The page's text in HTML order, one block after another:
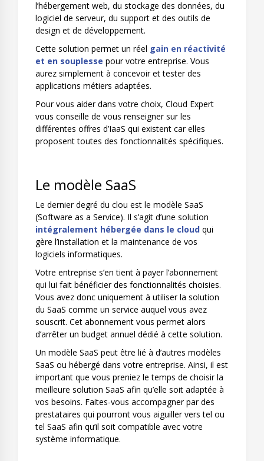
l’hébergement web, du stockage des données, du
logiciel de serveur, du support et des outils de
design et de développement.
Cette solution permet un réel gain en réactivité
et en souplesse pour votre entreprise. Vous
aurez simplement à concevoir et tester des
applications métiers adaptées.
Pour vous aider dans votre choix, Cloud Expert
vous conseille de vous renseigner sur les
différentes offres d’IaaS qui existent car elles
proposent toutes des fonctionnalités spécifiques.
Le modèle SaaS
Le dernier degré du clou est le modèle SaaS
(Software as a Service). Il s’agit d’une solution
intégralement hébergée dans le cloud qui
gère l’installation et la maintenance de vos
logiciels informatiques.
Votre entreprise s’en tient à payer l’abonnement
qui lui fait bénéficier des fonctionnalités choisies.
Vous avez donc uniquement à utiliser la solution
du SaaS comme un service auquel vous avez
souscrit. Cet abonnement vous permet alors
d’arrêter un budget annuel dédié à cette solution.
Un modèle SaaS peut être lié à d’autres modèles
SaaS ou hébergé dans votre entreprise. Ainsi, il est
important que vous preniez le temps de choisir la
meilleure solution SaaS afin qu’elle soit adaptée à
vos besoins. Faites-vous accompagner par des
prestataires qui pourront vous aiguiller vers tel ou
tel SaaS afin qu’il soit compatible avec votre
système informatique.